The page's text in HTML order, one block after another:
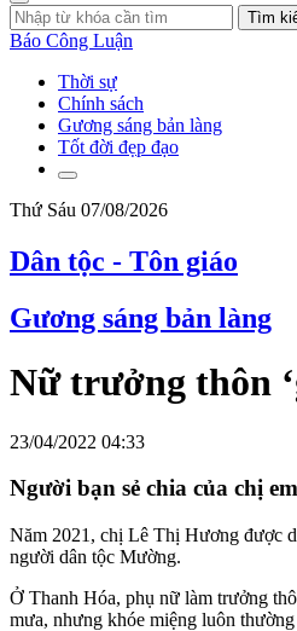
Tìm
Báo Công Luận
Thời sự
Chính sách
Gương sáng bản làng
Tốt đời đẹp đạo
Thứ Sáu 07/08/2026
Dân tộc - Tôn giáo
Gương sáng bản làng
Nữ trưởng thôn
23/04/2022 04:33
Người bạn sẻ chia của chị em
Năm 2021, chị Lê Thị Hương được
người dân tộc Mường.
Ở Thanh Hóa, phụ nữ làm trưởng
mưa, nhưng khóe miệng luôn